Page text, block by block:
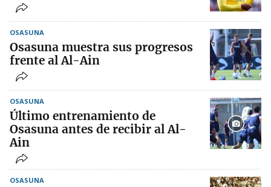
OSASUNA
Osasuna muestra sus progresos
frente al Al-Ain
OSASUNA
Último entrenamiento de
Osasuna antes de recibir al Al-
Ain
OSASUNA